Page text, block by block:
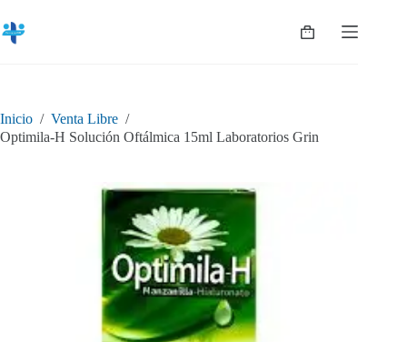
al
contenido
Shopping
Inicio / Venta Libre /
Optimila-H Solución Oftálmica 15ml Laboratorios Grin